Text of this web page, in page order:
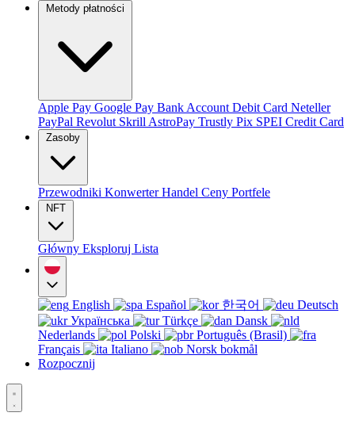
Metody płatności
Apple Pay Google Pay Bank Account Debit Card Neteller
PayPal Revolut Skrill AstroPay Trustly Pix SPEI Credit Card
Zasoby
Przewodniki KonwerterHandel Ceny Portfele
NFT
Główny Eksploruj Lista
English Español 한국어
Deutsch
Українська
Türkçe
Dansk
Nederlands
Polski
Português (Brasil)
Français
Italiano
Norsk bokmål
Rozpocznij